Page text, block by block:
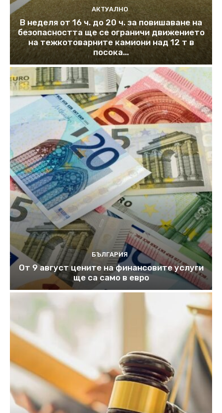
АКТУАЛНО
В неделя от 16 ч. до 20 ч. за повишаване на
безопасността ще се ограничи движението
на тежкотоварните камиони над 12 т в
посока...
БЪЛГАРИЯ
От 9 август цените на финансовите услуги
ще са само в евро